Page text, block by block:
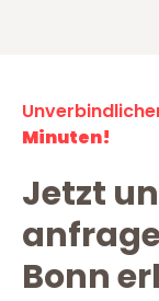
Minuten!
Jetzt
Bonn